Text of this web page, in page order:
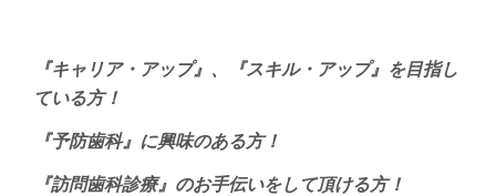
『キャリア・アップ』、『スキル・アップ』を目指し
ている方！
『予防歯科』に興味のある方！
『訪問歯科診療』のお手伝いをして頂ける方！